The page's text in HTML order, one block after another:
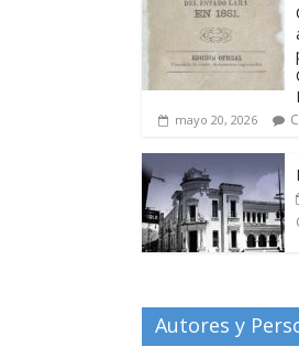
mayo 20, 2026
Autores y